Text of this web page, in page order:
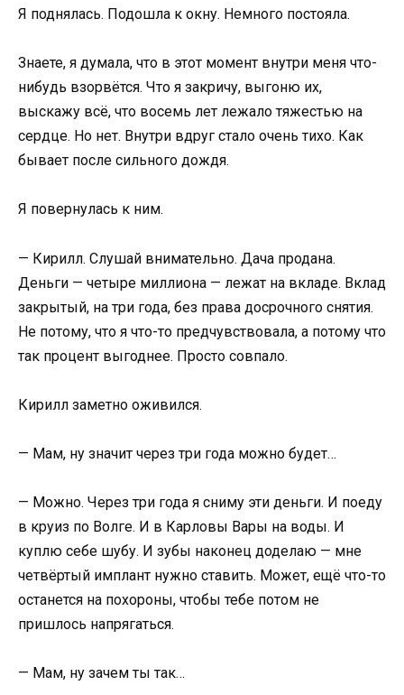
Я поднялась. Подошла к окну. Немного постояла.
Знаете, я думала, что в этот момент внутри меня что-
нибудь взорвётся. Что я закричу, выгоню их,
выскажу всё, что восемь лет лежало тяжестью на
сердце. Но нет. Внутри вдруг стало очень тихо. Как
бывает после сильного дождя.
Я повернулась к ним.
— Кирилл. Слушай внимательно. Дача продана.
Деньги — четыре миллиона — лежат на вкладе. Вклад
закрытый, на три года, без права досрочного снятия.
Не потому, что я что-то предчувствовала, а потому что
так процент выгоднее. Просто совпало.
Кирилл заметно оживился.
— Мам, ну значит через три года можно будет…
— Можно. Через три года я сниму эти деньги. И поеду
в круиз по Волге. И в Карловы Вары на воды. И
куплю себе шубу. И зубы наконец доделаю — мне
четвёртый имплант нужно ставить. Может, ещё что-то
останется на похороны, чтобы тебе потом не
пришлось напрягаться.
— Мам, ну зачем ты так…